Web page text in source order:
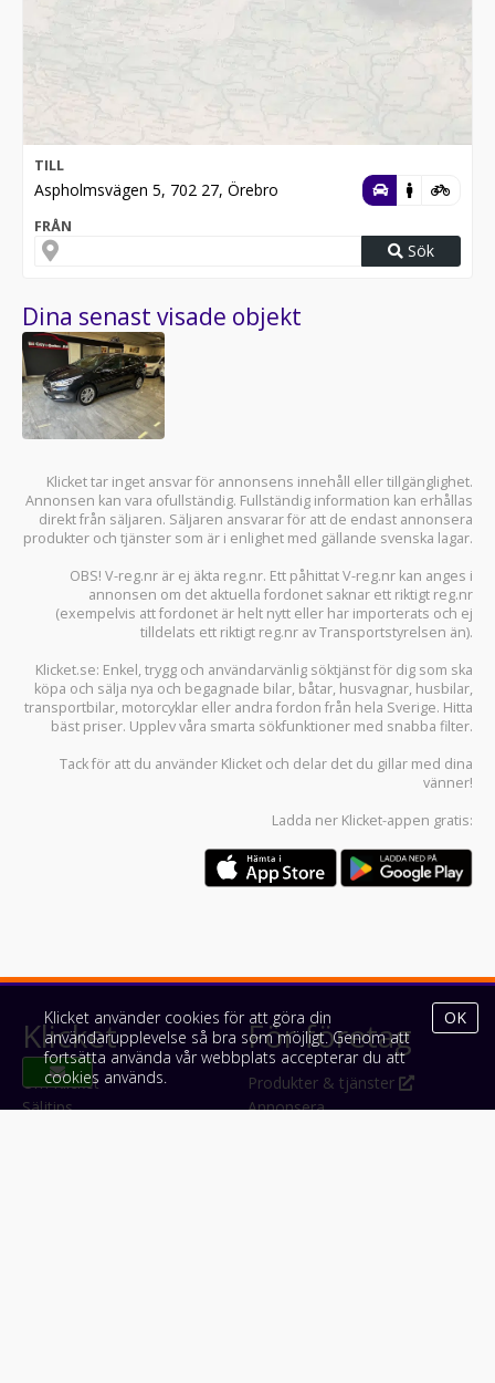
TILL
Aspholmsvägen 5, 702 27, Örebro
FRÅN
Sök
Dina senast visade objekt
Klicket tar inget ansvar för annonsens innehåll eller tillgänglighet.
Annonsen kan vara ofullständig. Fullständig information kan erhållas
direkt från säljaren. Säljaren ansvarar för att de endast annonsera
produkter och tjänster som är i enlighet med gällande svenska lagar.
OBS! V-reg.nr är ej äkta reg.nr. Ett påhittat V-reg.nr kan anges i
annonsen om det aktuella fordonet saknar ett riktigt reg.nr
(exempelvis att fordonet är helt nytt eller har importerats och ej
tilldelats ett riktigt reg.nr av Transportstyrelsen än).
Klicket.se: Enkel, trygg och användarvänlig söktjänst för dig som ska
köpa och sälja nya och begagnade bilar, båtar, husvagnar, husbilar,
transportbilar, motorcyklar eller andra fordon från hela Sverige. Hitta
bäst priser. Upplev våra smarta sökfunktioner med snabba filter.
Tack för att du använder Klicket och delar det du gillar med dina
vänner!
Ladda ner Klicket-appen gratis:
Klicket
Om Klicket
Säljtips
För företag
Produkter & tjänster
Annonsera
Klicket använder cookies för att göra din
användarupplevelse så bra som möjligt. Genom att
fortsätta använda vår webbplats accepterar du att
cookies används.
OK